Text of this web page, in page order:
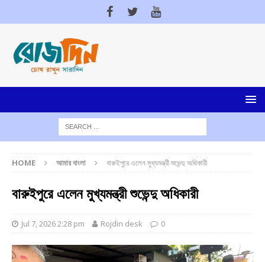
HOME আমার বাংলা বারুইপুরে এলেন মুখ্যমন্ত্রী শুভেন্দু অধিকারী
বারুইপুরে এলেন মুখ্যমন্ত্রী শুভেন্দু অধিকারী
Jul 7, 2026 2:28 pm Rojdin desk 0